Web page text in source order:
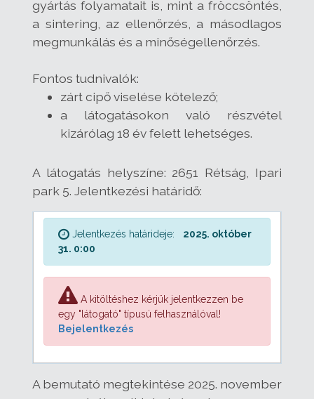
gyártás folyamatait is, mint a fröccsöntés,
a sintering, az ellenőrzés, a másodlagos
megmunkálás és a minőségellenőrzés.
Fontos tudnivalók:
zárt cipő viselése kötelező;
a látogatásokon való részvétel
kizárólag 18 év felett lehetséges.
A látogatás helyszíne: 2651 Rétság, Ipari
park 5. Jelentkezési határidő:
Jelentkezés határideje:
2025. október
31. 0:00
A kitöltéshez kérjük jelentkezzen be
egy "látogató" típusú felhasználóval!
Bejelentkezés
A bemutató megtekintése 2025. november